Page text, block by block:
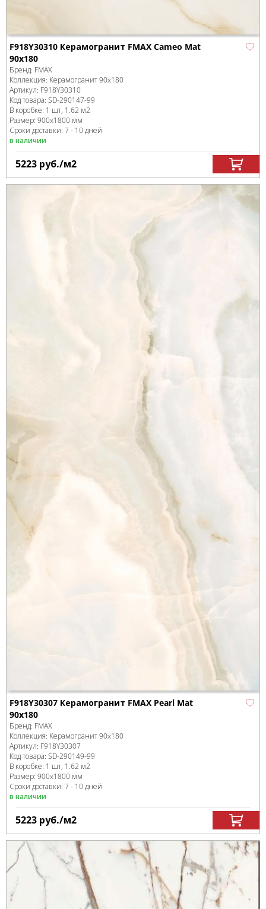
F918Y30310 Керамогранит FMAX Cameo Mat
90x180
Бренд: FMAX
Коллекция: Керамогранит 90x180
Артикул: F918Y30310
Код товара: SD-290147-99
В коробке: 1 шт, 1.62 м2
Размер: 900x1800 мм
Сроки доставки: 7 - 10 дней
в наличии
5223 руб./м2
F918Y30307 Керамогранит FMAX Pearl Mat
90x180
Бренд: FMAX
Коллекция: Керамогранит 90x180
Артикул: F918Y30307
Код товара: SD-290149-99
В коробке: 1 шт, 1.62 м2
Размер: 900x1800 мм
Сроки доставки: 7 - 10 дней
в наличии
5223 руб./м2